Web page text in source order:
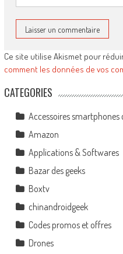
Ce site utilise Akismet pour
comment les données de vos
CATEGORIES
Accessoires smartphones
Amazon
Applications & Softwares
Bazar des geeks
Boxtv
chinandroidgeek
Codes promos et offres
Drones